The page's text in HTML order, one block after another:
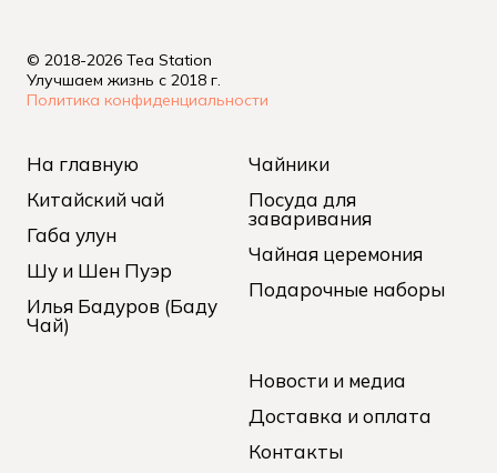
© 2018-2026 Tea Station
Улучшаем жизнь с 2018 г.
Политика конфиденциальности
На главную
Китайский чай
Габа улун
Шу и Шен Пуэр
Илья Бадуров (Баду
Чай)
Чайники
Посуда для
заваривания
Чайная церемония
Подарочные наборы
Новости и медиа
Доставка и оплата
Контакты